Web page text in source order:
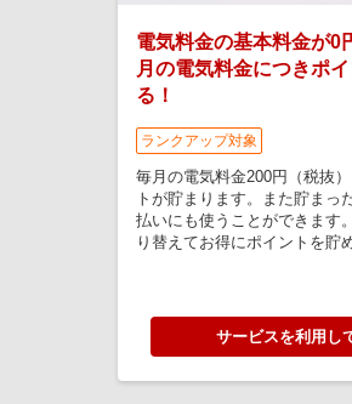
電気料金の基本料金が0
月の電気料金につきポ
る！
ランクアップ対象
毎月の電気料金200円（税抜
トが貯まります。また貯まっ
払いにも使うことができます
り替えてお得にポイントを貯
サービスを利用し